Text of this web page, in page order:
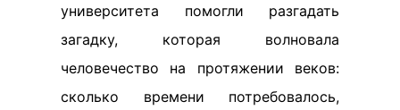
университета помогли разгадать
загадку, которая волновала
человечество на протяжении веков:
сколько времени потребовалось,